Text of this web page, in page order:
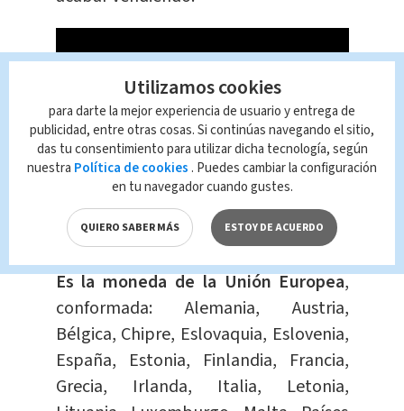
¿Qué es el euro?
Es la moneda de la Unión Europea,
conformada: Alemania, Austria,
Bélgica, Chipre, Eslovaquia, Eslovenia,
España, Estonia, Finlandia, Francia,
Grecia, Irlanda, Italia, Letonia,
Utilizamos cookies
para darte la mejor experiencia de usuario y entrega de
publicidad, entre otras cosas. Si continúas navegando el sitio,
das tu consentimiento para utilizar dicha tecnología, según
nuestra Política de cookies . Puedes cambiar la configuración
en tu navegador cuando gustes.
QUIERO SABER MÁS ESTOY DE ACUERDO